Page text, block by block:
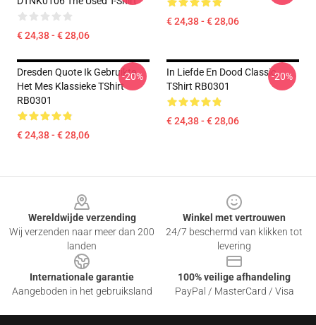
€ 24,38 - € 28,06
€ 24,38 - € 28,06
Dresden Quote Ik Gebruikte
Het Mes Klassieke TShirt
RB0301
€ 24,38 - € 28,06
-20%
In Liefde En Dood Classic
TShirt RB0301
€ 24,38 - € 28,06
-20%
Wereldwijde verzending
Wij verzenden naar meer dan 200
landen
Winkel met vertrouwen
24/7 beschermd van klikken tot
levering
Internationale garantie
Aangeboden in het gebruiksland
100% veilige afhandeling
PayPal / MasterCard / Visa